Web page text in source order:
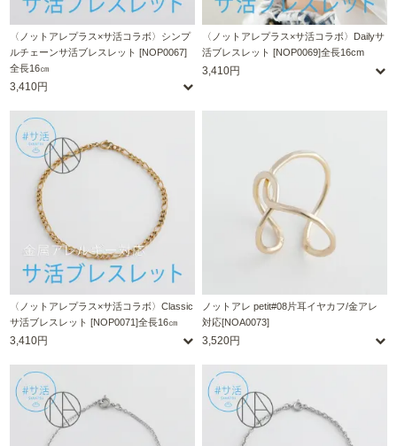
〈ノットアレプラス×サ活コラボ〉シンプ
ルチェーンサ活ブレスレット [NOP0067]
全長16㎝
3,410円
〈ノットアレプラス×サ活コラボ〉Dailyサ
活ブレスレット [NOP0069]全長16cm
3,410円
〈ノットアレプラス×サ活コラボ〉Classic
サ活ブレスレット [NOP0071]全長16㎝
3,410円
ノットアレ petit#08片耳イヤカフ/金アレ
対応[NOA0073]
3,520円